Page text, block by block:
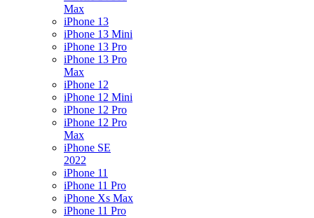
Max
iPhone 13
iPhone 13 Mini
iPhone 13 Pro
iPhone 13 Pro
Max
iPhone 12
iPhone 12 Mini
iPhone 12 Pro
iPhone 12 Pro
Max
iPhone SE
2022
iPhone 11
iPhone 11 Pro
iPhone Xs Max
iPhone 11 Pro